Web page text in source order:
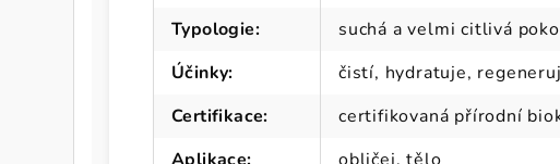
Typologie:
suchá a velmi citlivá
Účinky:
čistí, hydratuje,
Certifikace:
certifikovaná přírodní